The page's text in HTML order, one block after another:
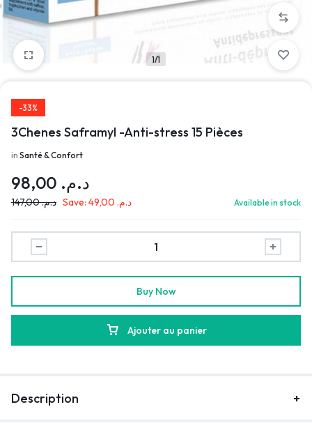
1/1
-33%
3Chenes Saframyl -Anti-stress 15 Pièces
in Santé & Confort
د.م.
د.م.147,00 Save: د.م. Available in stock
Ajouter au panier
Buy Now
Description